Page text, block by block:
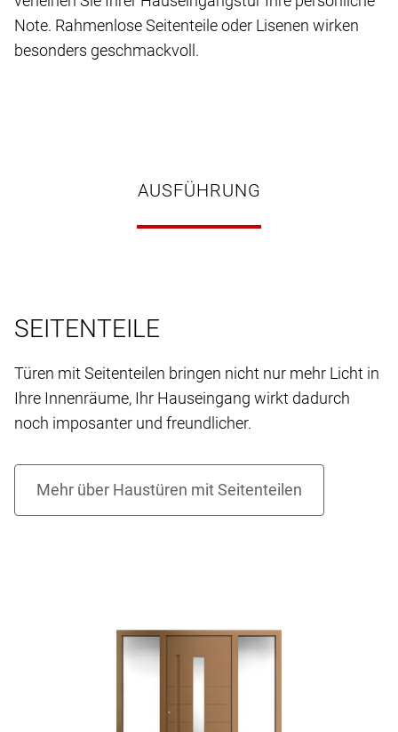
Note. Rahmenlose Seitenteile oder Lisenen wirken
besonders geschmackvoll.
AUSFÜHRUNG
SEITENTEILE
Türen mit Seitenteilen bringen nicht nur mehr Licht in
Ihre Innenräume, Ihr Hauseingang wirkt dadurch
noch imposanter und freundlicher.